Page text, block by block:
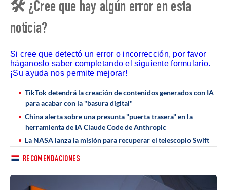
🛠 ¿Cree que hay algún error en esta
noticia?
Si cree que detectó un error o incorrección, por favor
háganoslo saber completando el siguiente formulario.
¡Su ayuda nos permite mejorar!
TikTok detendrá la creación de contenidos generados con IA
para acabar con la "basura digital"
China alerta sobre una presunta "puerta trasera" en la
herramienta de IA Claude Code de Anthropic
La NASA lanza la misión para recuperar el telescopio Swift
RECOMENDACIONES